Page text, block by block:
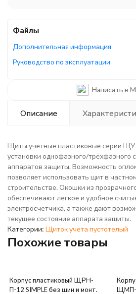
Файлы
Дополнительная информация
Руководство по эксплуатации
Написать в
Описание
Щиты учетные пластиковые серии
установки однофазного/трёхфазного
аппаратов защиты. Возможность
позволяет использовать щит в
строительстве. Окошки из
обеспечивают легкое и удобное
электросчетчика, а также дают
текущее состояние аппарата защиты.
Категории: Щиток учета пустотелый
Похожие товары
Корпус пластиковый ЩРН-
П-12 SIMPLE без шин и монт.
ЩМП-